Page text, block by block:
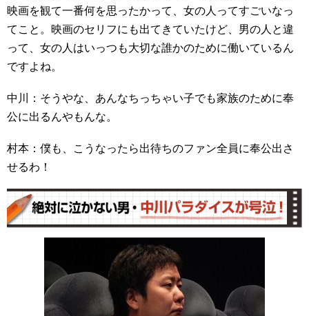
映画を観て一番何を思ったかって、女の人ってすごいなっ
てこと。映画のセリフにも出てきていたけど、男の人と違
って、女の人はいっつも大切な誰かのために働いているん
ですよね。
中川：そうやな、あんなちっちゃい子でも家族のために奉
公に出るんやもんな。
村本：僕も、こうなったら出待ちのファン全員に奉公出さ
せるわ！